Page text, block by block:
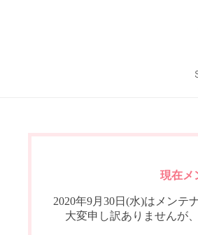
現在メ
2020年9月30日(水)はメンテ
大変申し訳ありませんが